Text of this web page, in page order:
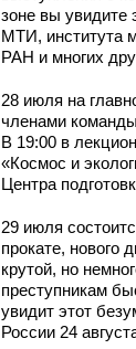
зоне вы увидите
МТИ, института
РАН и многих
28 июля на
членами
В 19:00 в
«Космос и
Центра
29 июля
прокате,
крутой, но
преступникам
увидит этот
России 24